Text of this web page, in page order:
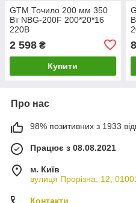
GTM Точило 200 мм 350
Вт NBG-200F 200*20*16
220В
2 598 ₴
Купити
Про нас
98% позитивних з 1933
Працює з 08.08.2021
м. Київ
вулиця Прорізна, 12,
Контакти